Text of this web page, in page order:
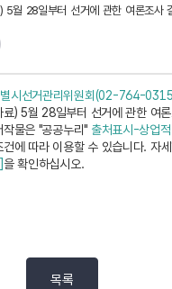
5월 28일부터 선거에 관한 여론조사
별시선거관리위원회(02-764-
료) 5월 28일부터 선거에 관한 여
작물은 "공공누리" 출처표시-상업
건에 따라 이용할 수 있습니다. 자
을 확인하십시오.
목록